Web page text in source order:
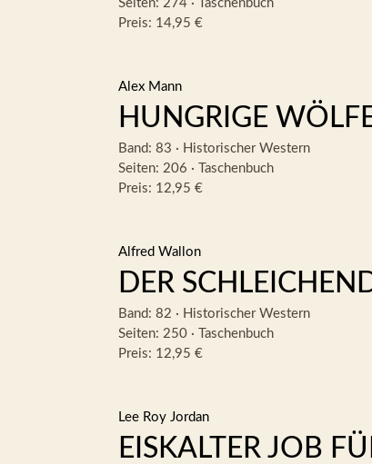
Seiten: 274 · Taschenbuch
Preis: 14,95 €
Alex Mann
HUNGRIGE
Band: 83 · Historischer Western
Seiten: 206 · Taschenbuch
Preis: 12,95 €
Alfred Wallon
DER
Band: 82 · Historischer Western
Seiten: 250 · Taschenbuch
Preis: 12,95 €
Lee Roy Jordan
EISKALTER JOB